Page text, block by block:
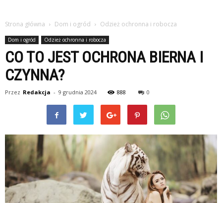
Strona główna Dom i ogród Odzież ochronna i robocza
Dom i ogród Odzież ochronna i robocza
CO TO JEST OCHRONA BIERNA I
CZYNNA?
Przez Redakcja - 9 grudnia 2024 888 0